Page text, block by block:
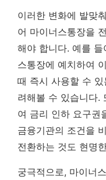
이러한 변화에 발맞
어 마이너스통장을
해야 합니다. 예를
스통장에 예치하여
때 즉시 사용할 수
려해볼 수 있습니다.
여 금리 인하 요구권
금융기관의 조건을
전환하는 것도 현명
궁극적으로, 마이너